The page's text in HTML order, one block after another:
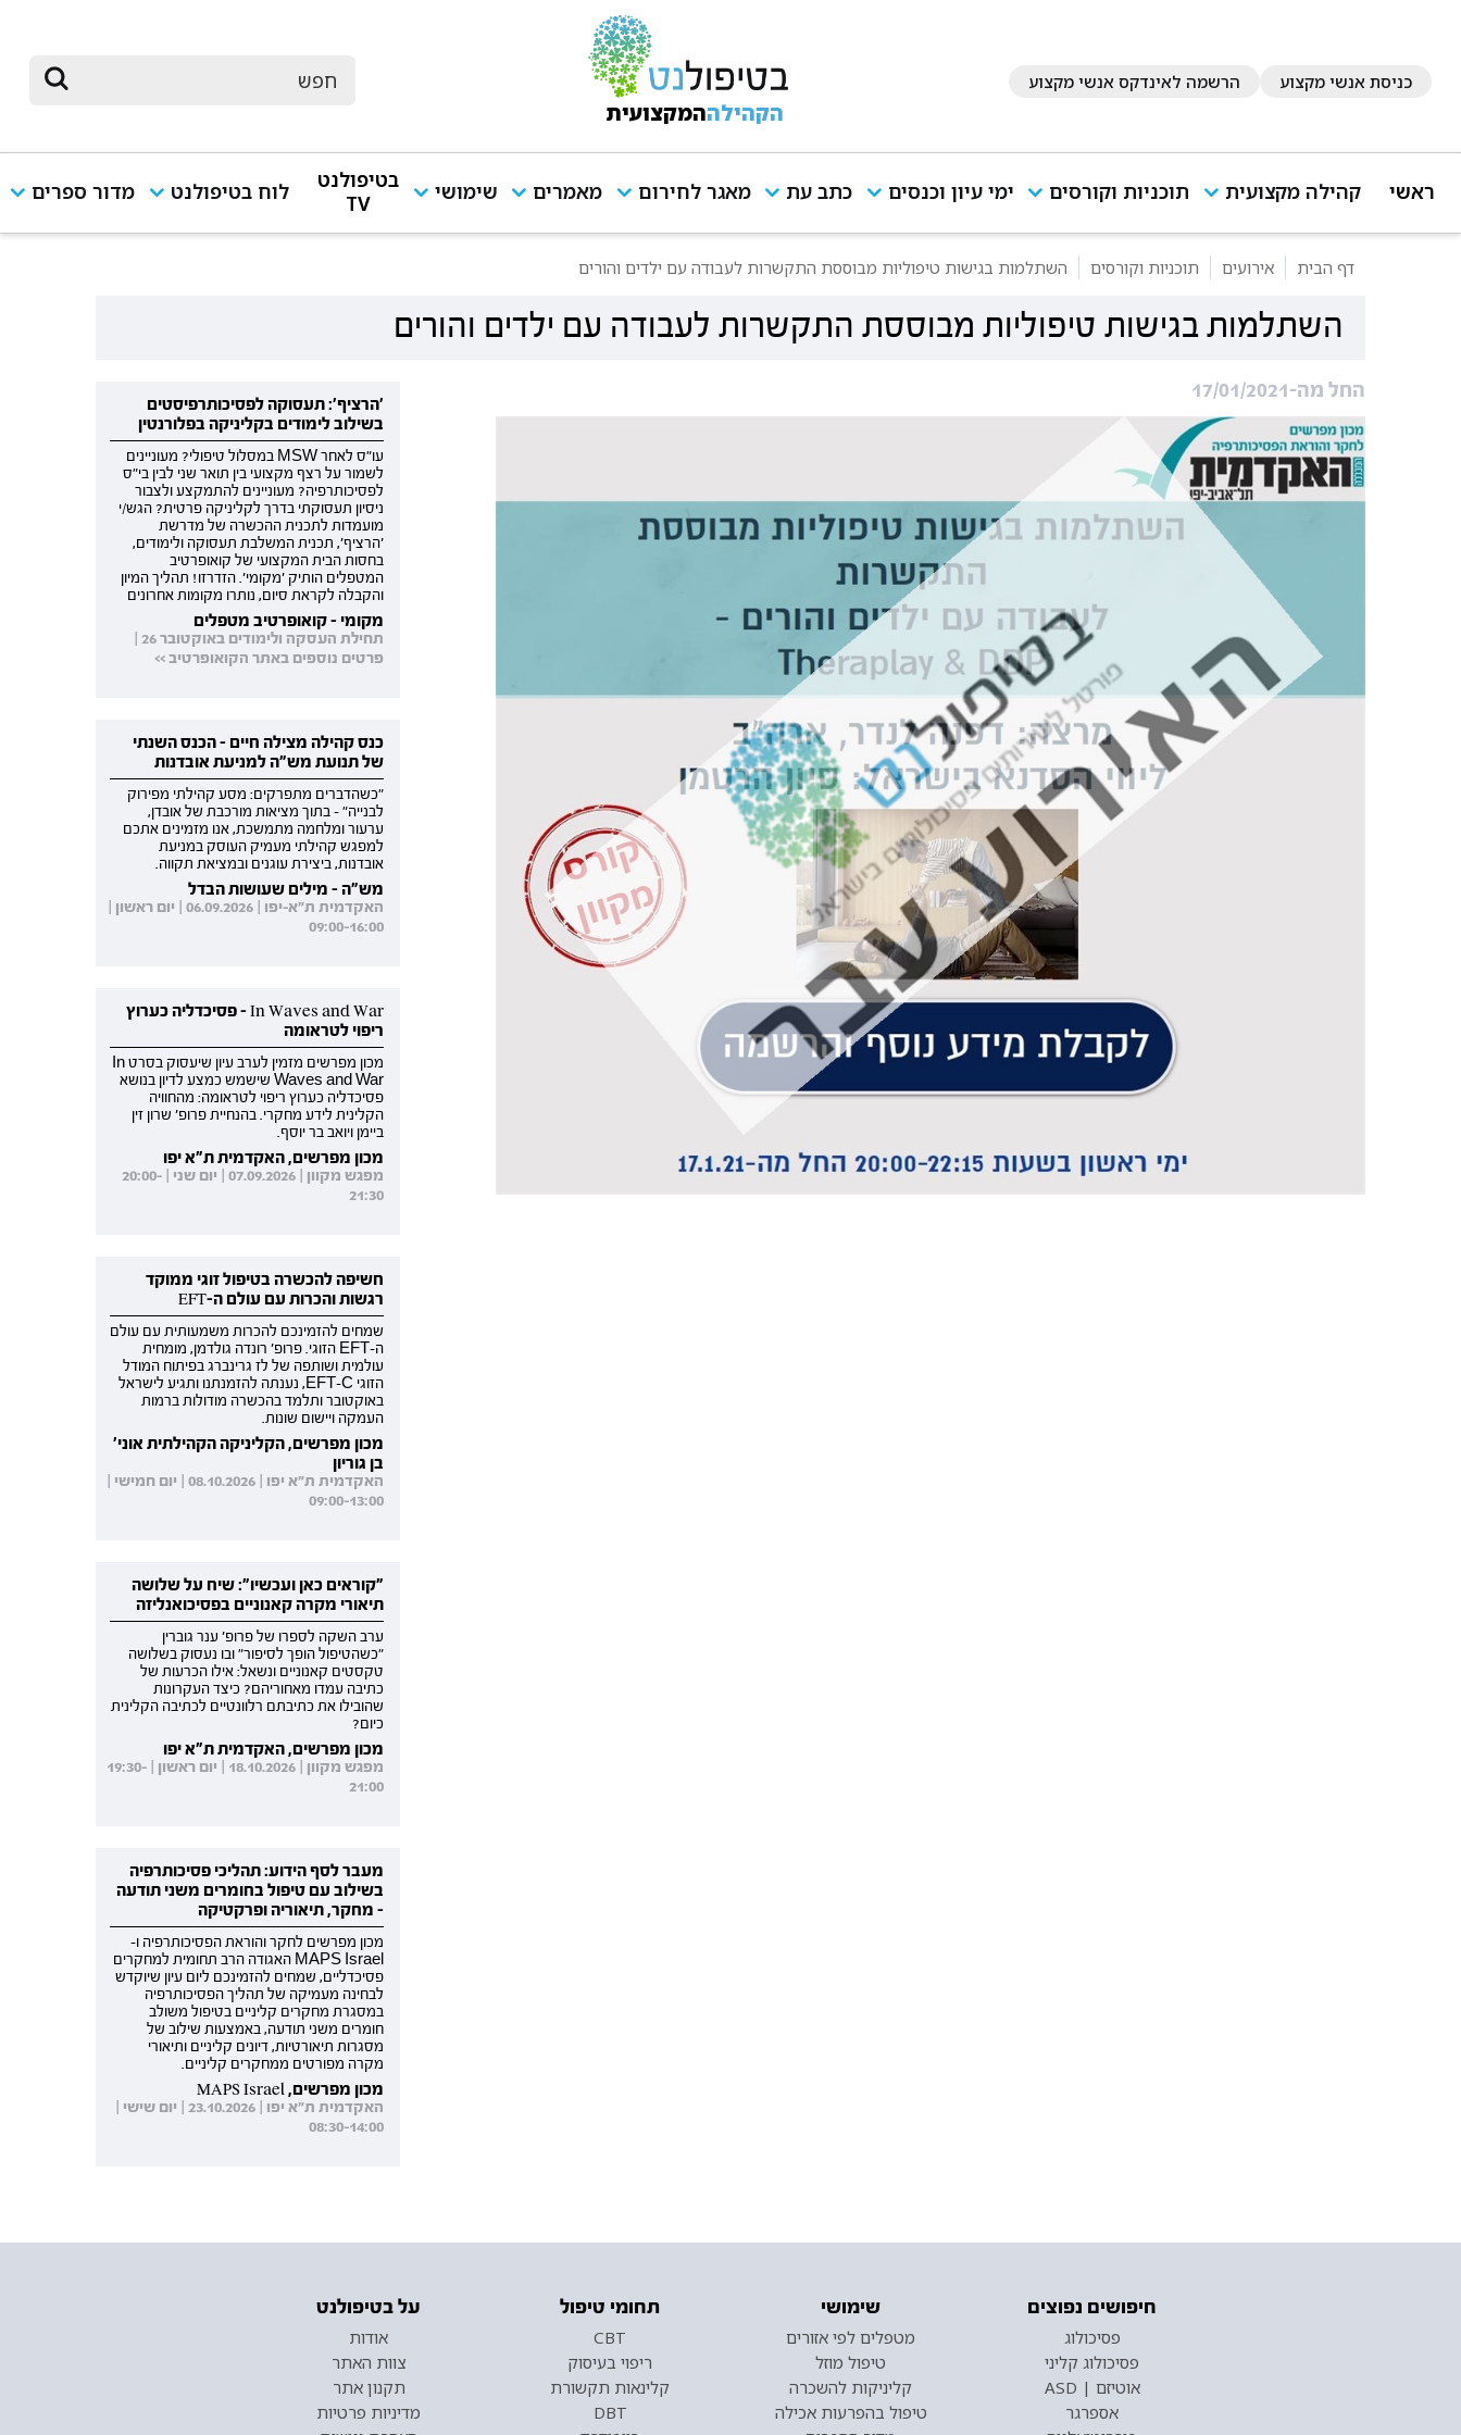
כניסת אנשי מקצוע הרשמה לאינדקס אנשי מקצוע
הקהילההמקצועית
ראשי קהילה מקצועית תוכניות וקורסים ימי עיון וכנסים כתב עת מאגר לחירום מאמרים שימושי
בטיפולנט
TV
לוח בטיפולנט מדור ספרים
דף הבית אירועים תוכניות וקורסים השתלמות בגישות טיפוליות מבוססת התקשרות לעבודה עם ילדים והורים
השתלמות בגישות טיפוליות מבוססת התקשרות לעבודה עם ילדים והורים
החל מה-17/01/2021
'הרציף': תעסוקה לפסיכותרפיסטים
בשילוב לימודים בקליניקה בפלורנטין
עו"ס לאחר MSW במסלול טיפולי? מעוניינים
לשמור על רצף מקצועי בין תואר שני לבין בי"ס
לפסיכותרפיה? מעוניינים להתמקצע ולצבור
ניסיון תעסוקתי בדרך לקליניקה פרטית? הגש/י
מועמדות לתכנית ההכשרה של מדרשת
'הרציף', תכנית המשלבת תעסוקה ולימודים,
בחסות הבית המקצועי של קואופרטיב
המטפלים הותיק 'מקומי'. הזדרזו! תהליך המיון
והקבלה לקראת סיום, נותרו מקומות אחרונים
מקומי - קואופרטיב מטפלים
תחילת העסקה ולימודים באוקטובר 26 |
פרטים נוספים באתר הקואופרטיב >>
כנס קהילה מצילה חיים - הכנס השנתי
של תנועת מש"ה למניעת אובדנות
"כשהדברים מתפרקים: מסע קהילתי מפירוק
לבנייה" - בתוך מציאות מורכבת של אובדן,
ערעור ומלחמה מתמשכת, אנו מזמינים אתכם
למפגש קהילתי מעמיק העוסק במניעת
אובדנות, ביצירת עוגנים ובמציאת תקווה.
מש"ה - מילים שעושות הבדל
האקדמית ת"א-יפו | 06.09.2026 | יום ראשון |
09:00-16:00
In Waves and War - פסיכדליה כערוץ
ריפוי לטראומה
מכון מפרשים מזמין לערב עיון שיעסוק בסרט In
Waves and War שישמש כמצע לדיון בנושא
פסיכדליה כערוץ ריפוי לטראומה: מהחוויה
הקלינית לידע מחקרי. בהנחיית פרופ' שרון זין
ביימן ויואב בר יוסף.
מכון מפרשים, האקדמית ת"א יפו
מפגש מקוון | 07.09.2026 | יום שני | 20:00-
21:30
חשיפה להכשרה בטיפול זוגי ממוקד
רגשות והכרות עם עולם ה-EFT
שמחים להזמינכם להכרות משמעותית עם עולם
ה-EFT הזוגי. פרופ' רונדה גולדמן, מומחית
עולמית ושותפה של לז גרינברג בפיתוח המודל
הזוגי EFT-C, נענתה להזמנתנו ותגיע לישראל
באוקטובר ותלמד בהכשרה מודולות ברמות
העמקה ויישום שונות.
מכון מפרשים, הקליניקה הקהילתית אוני'
בן גוריון
האקדמית ת"א יפו | 08.10.2026 | יום חמישי |
09:00-13:00
"קוראים כאן ועכשיו": שיח על שלושה
תיאורי מקרה קאנוניים בפסיכואנליזה
ערב השקה לספרו של פרופ' ענר גוברין
"כשהטיפול הופך לסיפור" ובו נעסוק בשלושה
טקסטים קאנוניים ונשאל: אילו הכרעות של
כתיבה עמדו מאחוריהם? כיצד העקרונות
שהובילו את כתיבתם רלוונטיים לכתיבה הקלינית
כיום?
מכון מפרשים, האקדמית ת"א יפו
מפגש מקוון | 18.10.2026 | יום ראשון | 19:30-
21:00
מעבר לסף הידוע: תהליכי פסיכותרפיה
בשילוב עם טיפול בחומרים משני תודעה
- מחקר, תיאוריה ופרקטיקה
מכון מפרשים לחקר והוראת הפסיכותרפיה ו-
MAPS Israel האגודה הרב תחומית למחקרים
פסיכדליים, שמחים להזמינכם ליום עיון שיוקדש
לבחינה מעמיקה של תהליך הפסיכותרפיה
במסגרת מחקרים קליניים בטיפול משולב
חומרים משני תודעה, באמצעות שילוב של
מסגרות תיאורטיות, דיונים קליניים ותיאורי
מקרה מפורטים ממחקרים קליניים.
מכון מפרשים, MAPS Israel
האקדמית ת"א יפו | 23.10.2026 | יום שישי |
08:30-14:00
חיפושים נפוצים
פסיכולוג
פסיכולוג קליני
אוטיזם | ASD
אספרגר
שימושי
מטפלים לפי אזורים
טיפול מוזל
קליניקות להשכרה
טיפול בהפרעות אכילה
תחומי טיפול
CBT
ריפוי בעיסוק
קלינאות תקשורת
DBT
על בטיפולנט
אודות
צוות האתר
תקנון אתר
מדיניות פרטיות